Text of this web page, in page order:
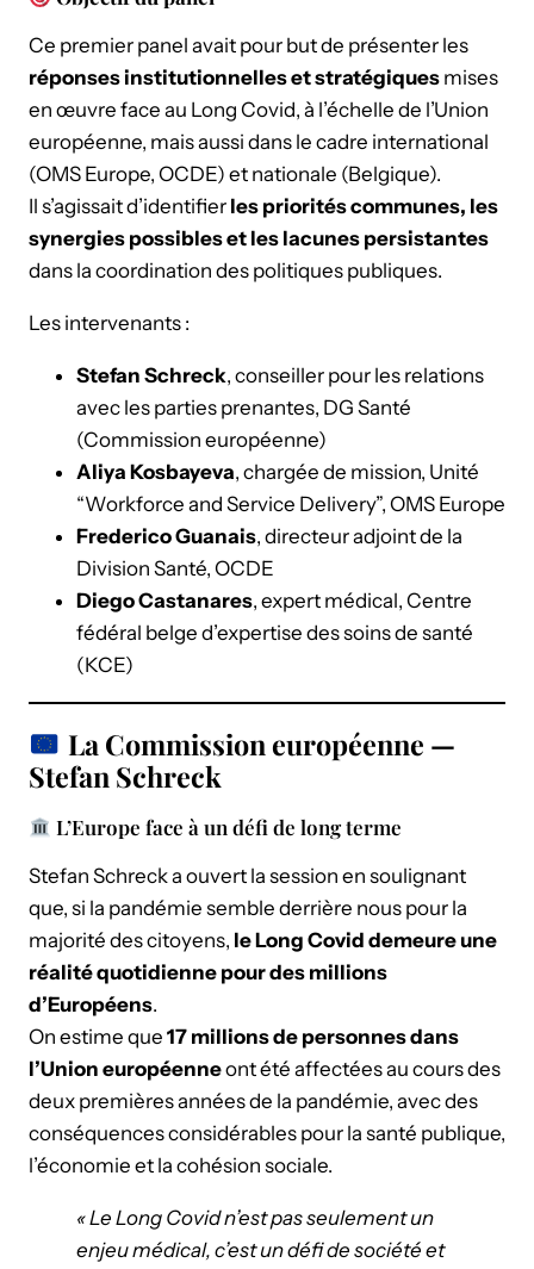
Ce premier panel avait pour but de présenter les
réponses institutionnelles et stratégiques mises
en œuvre face au Long Covid, à l’échelle de l’Union
européenne, mais aussi dans le cadre international
(OMS Europe, OCDE) et nationale (Belgique).
Il s’agissait d’identifier les priorités communes, les
synergies possibles et les lacunes persistantes
dans la coordination des politiques publiques.
Les intervenants :
Stefan Schreck, conseiller pour les relations
avec les parties prenantes, DG Santé
(Commission européenne)
Aliya Kosbayeva, chargée de mission, Unité
“Workforce and Service Delivery”, OMS Europe
Frederico Guanais, directeur adjoint de la
Division Santé, OCDE
Diego Castanares, expert médical, Centre
fédéral belge d’expertise des soins de santé
(KCE)
La Commission européenne —
Stefan Schreck
L’Europe face à un défi de long terme
Stefan Schreck a ouvert la session en soulignant
que, si la pandémie semble derrière nous pour la
majorité des citoyens, le Long Covid demeure une
réalité quotidienne pour des millions
d’Européens.
On estime que 17 millions de personnes dans
l’Union européenneont été affectées au cours des
deux premières années de la pandémie, avec des
conséquences considérables pour la santé publique,
l’économie et la cohésion sociale.
« Le Long Covid n’est pas seulement un
enjeu médical, c’est un défi de société et